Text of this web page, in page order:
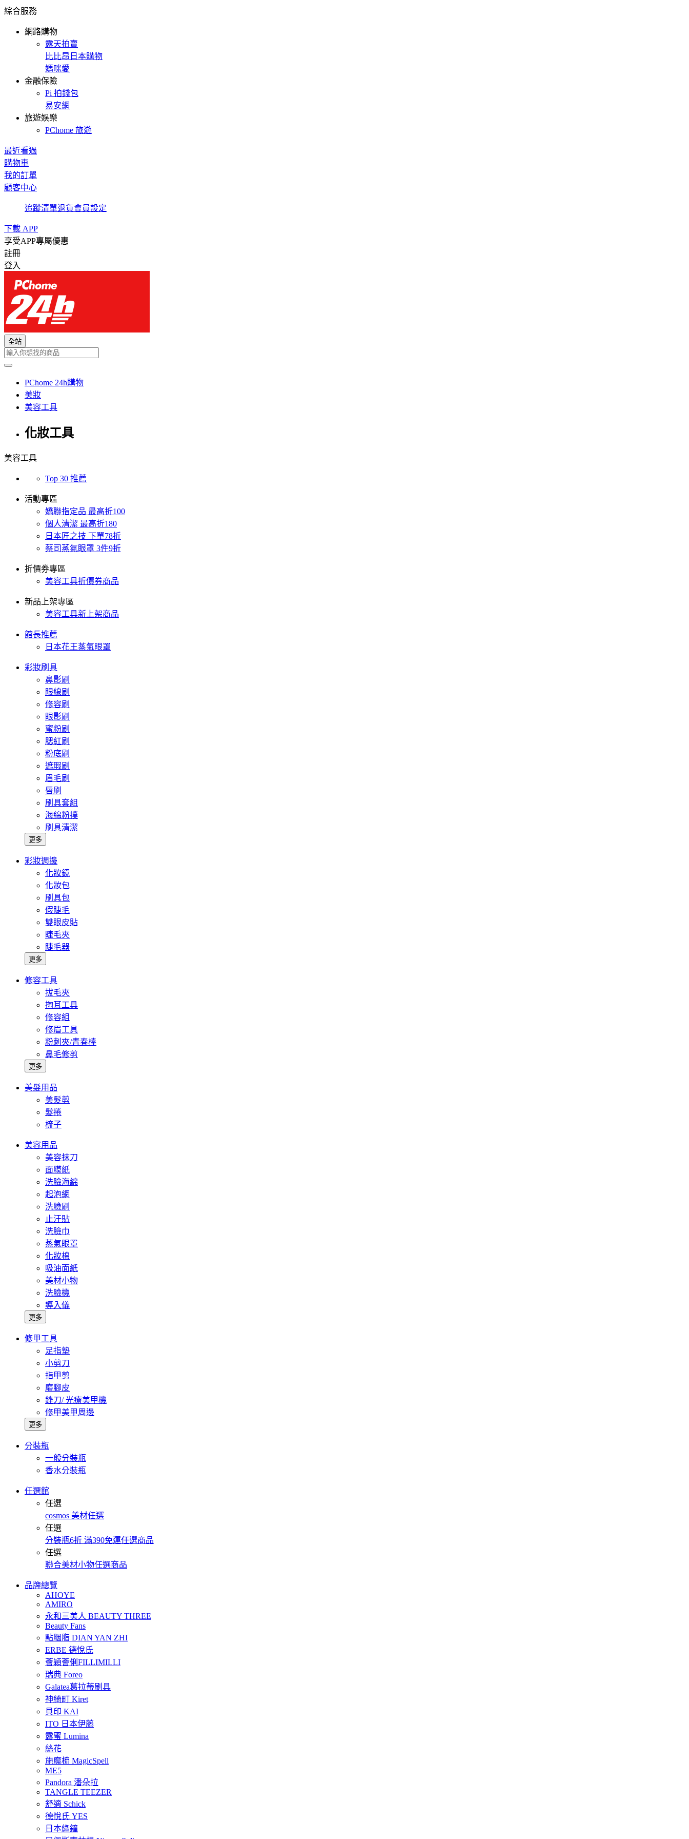
綜合服務
網路購物
露天拍賣
比比昂日本購物
媽咪愛
金融保險
Pi 拍錢包
易安網
旅遊娛樂
PChome 旅遊
最近看過
購物車
我的訂單
顧客中心
追蹤清單退貨會員設定
下載 APP
享受APP專屬優惠
註冊
登入
全站
PChome 24h購物
美妝
美容工具
化妝工具
美容工具
Top 30 推薦
活動專區
嬌聯指定品 最高折100
個人清潔 最高折180
日本匠之技 下單78折
蔡司蒸氣眼罩 3件9折
折價券專區
美容工具折價券商品
新品上架專區
美容工具新上架商品
館長推薦
日本花王蒸氣眼罩
彩妝刷具
鼻影刷
眼線刷
修容刷
眼影刷
蜜粉刷
腮紅刷
粉底刷
遮瑕刷
眉毛刷
唇刷
刷具套組
海綿粉撲
刷具清潔
更多
彩妝週邊
化妝鏡
化妝包
刷具包
假睫毛
雙眼皮貼
睫毛夾
睫毛器
更多
修容工具
拔毛夾
掏耳工具
修容組
修眉工具
粉刺夾/青春棒
鼻毛修剪
更多
美髮用品
美髮剪
髮捲
梳子
美容用品
美容抹刀
面膜紙
洗臉海綿
起泡網
洗臉刷
止汗貼
洗臉巾
蒸氣眼罩
化妝棉
吸油面紙
美材小物
洗臉機
導入儀
更多
修甲工具
足指墊
小剪刀
指甲剪
磨腳皮
銼刀/ 光療美甲機
修甲美甲周邊
更多
分裝瓶
一般分裝瓶
香水分裝瓶
任選館
任選
cosmos 美材任選
任選
分裝瓶6折 滿390免運任選商品
任選
聯合美材小物任選商品
品牌總覽
AHOYE
AMIRO
永和三美人 BEAUTY THREE
Beauty Fans
點胭脂 DIAN YAN ZHI
ERBE 德悅氏
薈穎薈俐FILLIMILLI
瑞典 Foreo
Galatea葛拉蒂刷具
神綺町 Kiret
貝印 KAI
ITO 日本伊藤
露蜜 Lumina
絲花
施魔梳 MagicSpell
ME5
Pandora 潘朵拉
TANGLE TEEZER
舒適 Schick
德悅氏 YES
日本綠鐘